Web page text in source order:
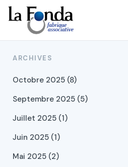
Aller
au
contenu
principal
ARCHIVES
Octobre 2025 (8)
Septembre 2025 (5)
Juillet 2025 (1)
Juin 2025 (1)
Mai 2025 (2)